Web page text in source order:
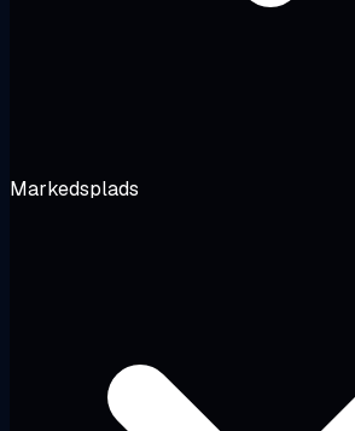
Markedsplads